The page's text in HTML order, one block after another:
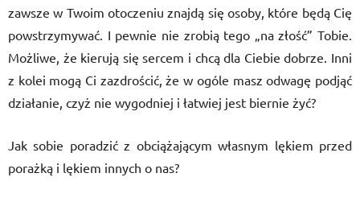
zawsze w Twoim otoczeniu znajdą się osoby, które będą Cię
powstrzymywać. I pewnie nie zrobią tego „na złość” Tobie.
Możliwe, że kierują się sercem i chcą dla Ciebie dobrze. Inni
z kolei mogą Ci zazdrościć, że w ogóle masz odwagę podjąć
działanie, czyż nie wygodniej i łatwiej jest biernie żyć?
Jak sobie poradzić z obciążającym własnym lękiem przed
porażką i lękiem innych o nas?